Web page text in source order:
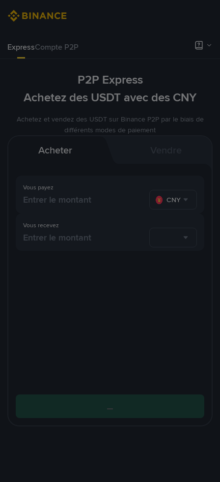
ExpressCompte P2P
P2P Express
Achetez des USDT avec des CNY
Achetez et vendez des USDT sur Binance P2P par le biais de
différents modes de paiement
Acheter
Vous payez
CNY
Vous recevez